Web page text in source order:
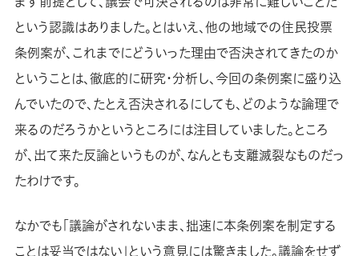
という認識はありました。とはいえ、他の地域での住民投票
条例案が、これまでにどういった理由で否決されてきたのか
ということは、徹底的に研究・分析し、今回の条例案に盛り込
んでいたので、たとえ否決されるにしても、どのような論理で
来るのだろうかというところには注目していました。ところ
が、出て来た反論というものが、なんとも支離滅裂なものだっ
たわけです。
なかでも「議論がされないまま、拙速に本条例案を制定する
ことは妥当ではない」という意見には驚きました。議論をせず